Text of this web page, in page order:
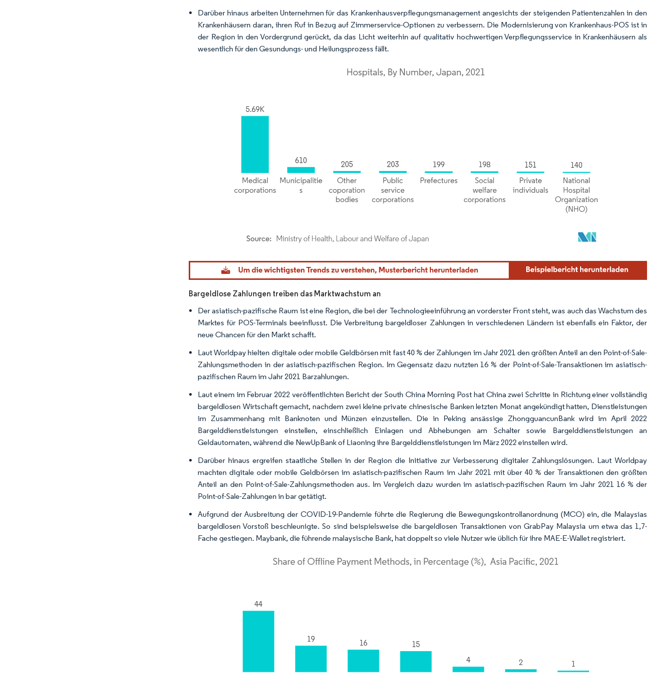
Darüber hinaus arbeiten Unternehmen für das Krankenhausverpflegungsmanagement angesichts der steigenden Patientenzahlen in den
Krankenhäusern daran, ihren Ruf in Bezug auf Zimmerservice-Optionen zu verbessern. Die Modernisierung von Krankenhaus-POS ist in
der Region in den Vordergrund gerückt, da das Licht weiterhin auf qualitativ hochwertigen Verpflegungsservice in Krankenhäusern als
wesentlich für den Gesundungs- und Heilungsprozess fällt.
Bild © Mordor Intelligence. Wiederverwendung erfordert Namensnennung gemäß CC BY 4.0.
Bargeldlose Zahlungen treiben das Marktwachstum an
Der asiatisch-pazifische Raum ist eine Region, die bei der Technologieeinführung an vorderster Front steht, was auch das Wachstum des
Marktes für POS-Terminals beeinflusst. Die Verbreitung bargeldloser Zahlungen in verschiedenen Ländern ist ebenfalls ein Faktor, der
neue Chancen für den Markt schafft.
Laut Worldpay hielten digitale oder mobile Geldbörsen mit fast 40 % der Zahlungen im Jahr 2021 den größten Anteil an den Point-of-Sale-
Zahlungsmethoden in der asiatisch-pazifischen Region. Im Gegensatz dazu nutzten 16 % der Point-of-Sale-Transaktionen im asiatisch-
pazifischen Raum im Jahr 2021 Barzahlungen.
Laut einem im Februar 2022 veröffentlichten Bericht der South China Morning Post hat China zwei Schritte in Richtung einer vollständig
bargeldlosen Wirtschaft gemacht, nachdem zwei kleine private chinesische Banken letzten Monat angekündigt hatten, Dienstleistungen
im Zusammenhang mit Banknoten und Münzen einzustellen. Die in Peking ansässige ZhongguancunBank wird im April 2022
Bargelddienstleistungen einstellen, einschließlich Einlagen und Abhebungen am Schalter sowie Bargelddienstleistungen an
Geldautomaten, während die NewUpBank of Liaoning ihre Bargelddienstleistungen im März 2022 einstellen wird.
Darüber hinaus ergreifen staatliche Stellen in der Region die Initiative zur Verbesserung digitaler Zahlungslösungen. Laut Worldpay
machten digitale oder mobile Geldbörsen im asiatisch-pazifischen Raum im Jahr 2021 mit über 40 % der Transaktionen den größten
Anteil an den Point-of-Sale-Zahlungsmethoden aus. Im Vergleich dazu wurden im asiatisch-pazifischen Raum im Jahr 2021 16 % der
Point-of-Sale-Zahlungen in bar getätigt.
Aufgrund der Ausbreitung der COVID-19-Pandemie führte die Regierung die Bewegungskontrollanordnung (MCO) ein, die Malaysias
bargeldlosen Vorstoß beschleunigte. So sind beispielsweise die bargeldlosen Transaktionen von GrabPay Malaysia um etwa das 1,7-
Fache gestiegen. Maybank, die führende malaysische Bank, hat doppelt so viele Nutzer wie üblich für ihre MAE-E-Wallet registriert.